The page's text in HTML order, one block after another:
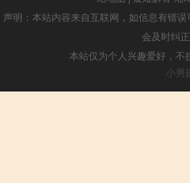
声明：本站内容来自互联网，如信息有错
会及时纠
本站仅为个人兴趣爱好，不
小男